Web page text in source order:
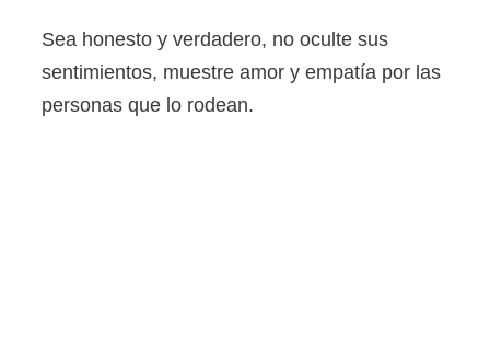
Sea honesto y verdadero, no oculte sus
sentimientos, muestre amor y empatía por las
personas que lo rodean.